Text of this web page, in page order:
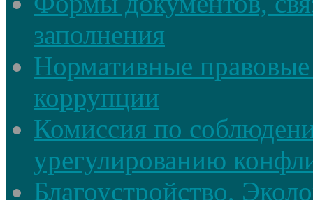
заполнения
Нормативные
коррупции
Комиссия по
урегулированию
Благоустройство,